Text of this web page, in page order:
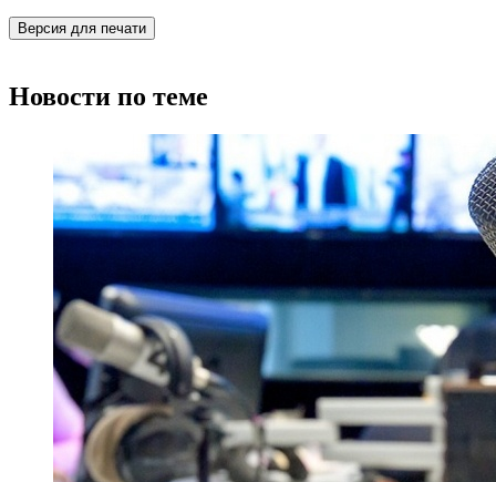
Версия для печати
Новости по теме